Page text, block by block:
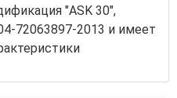
"ASK 30",
72063897-2013 и имеет